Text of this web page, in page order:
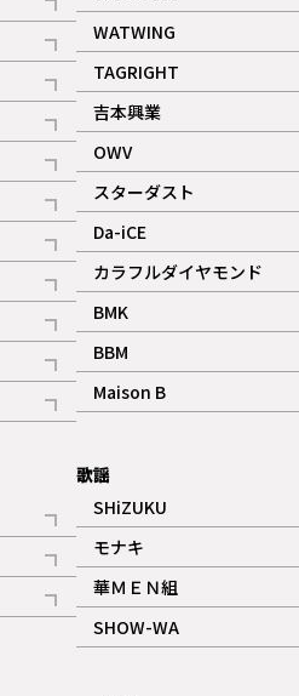
記事
WATWING
記事
TAGRIGHT
記事
吉本興業
記事
OWV
記事
ギャラリー
スターダスト
記事
Da-iCE
記事
カラフルダイヤモンド
記事
BMK
記事
ギャラリー
BBM
記事
ギャラリー
Maison B
記事
歌謡
SHiZUKU
記事
モナキ
記事
華ＭＥＮ組
記事
SHOW-WA
記事